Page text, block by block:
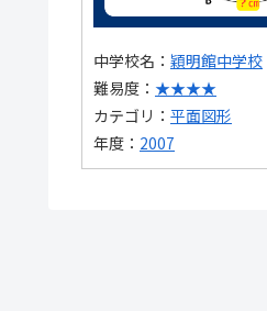
中学校名： 穎明館中学校
難易度： ★★★★
カテゴリ： 平面図形
年度： 2007